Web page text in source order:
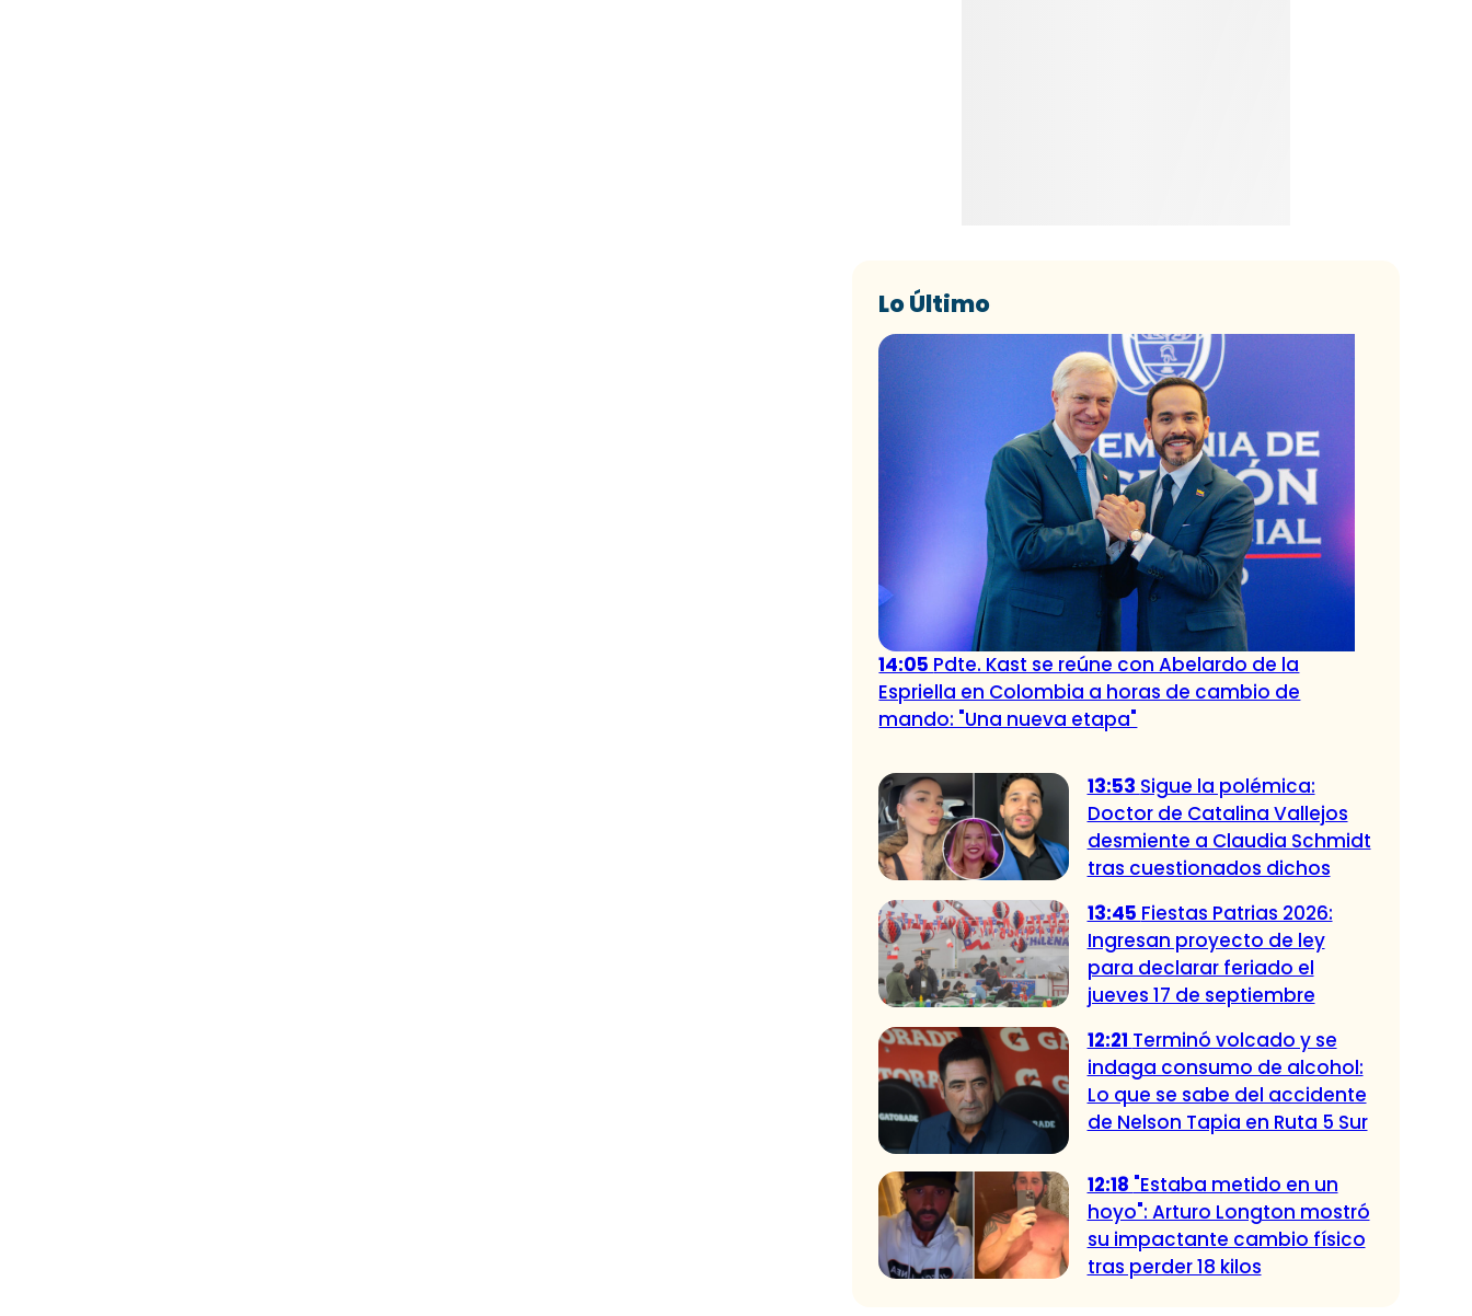
Lo Último
14:05 Pdte. Kast se reúne con Abelardo de la
Espriella en Colombia a horas de cambio de
mando: "Una nueva etapa"
13:53 Sigue la polémica:
Doctor de Catalina Vallejos
desmiente a Claudia Schmidt
tras cuestionados dichos
13:45 Fiestas Patrias 2026:
Ingresan proyecto de ley
para declarar feriado el
jueves 17 de septiembre
12:21 Terminó volcado y se
indaga consumo de alcohol:
Lo que se sabe del accidente
de Nelson Tapia en Ruta 5 Sur
12:18 "Estaba metido en un
hoyo": Arturo Longton mostró
su impactante cambio físico
tras perder 18 kilos